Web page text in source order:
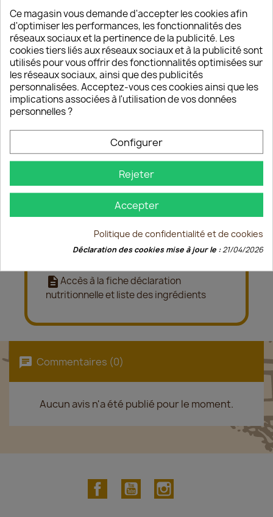
Elixir Ambre 50cl
Quantité
 AJOUTER AU PANIER favorite_border
Détails du produit
Elixir Ambre 50cl
descriptionAccès à la fiche déclaration
nutritionnelle et liste des ingrédients
Commentaires (0)
Aucun avis n'a été publié pour le moment.
FacebookYouTube
Ce magasin vous demande d'accepter les cookies afin
d'optimiser les performances, les fonctionnalités des
réseaux sociaux et la pertinence de la publicité. Les
cookies tiers liés aux réseaux sociaux et à la publicité sont
utilisés pour vous offrir des fonctionnalités optimisées sur
les réseaux sociaux, ainsi que des publicités
personnalisées. Acceptez-vous ces cookies ainsi que les
implications associées à l'utilisation de vos données
personnelles ?
Configurer
Rejeter
Accepter
Politique de confidentialité et de cookies
Déclaration des cookies mise à jour le :21/04/2026